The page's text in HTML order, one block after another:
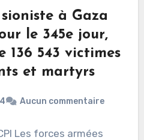
à Gaza
le 345e jour,
136 543 victimes
et martyrs
Aucun commentaire
Les forces armées